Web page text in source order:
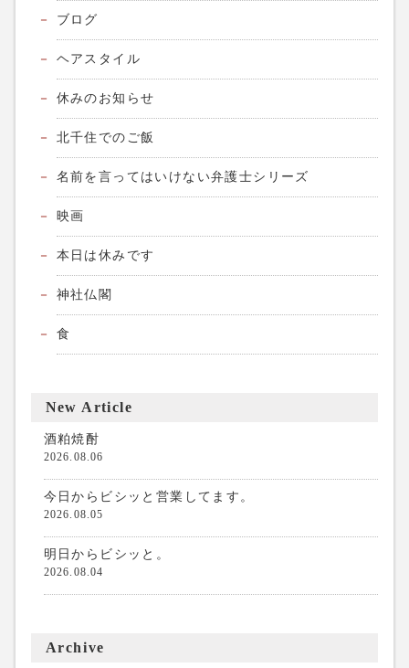
ブログ
ヘアスタイル
休みのお知らせ
北千住でのご飯
名前を言ってはいけない弁護士シリーズ
映画
本日は休みです
神社仏閣
食
New Article
酒粕焼酎
2026.08.06
今日からビシッと営業してます。
2026.08.05
明日からビシッと。
2026.08.04
Archive